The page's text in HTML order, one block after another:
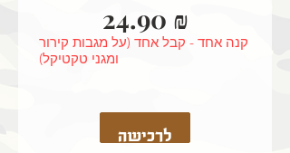
24.90 ₪מחיר
קנה אחד - קבל אחד (על מגבות קירור
ומגני טקטיקל)
לרכישה